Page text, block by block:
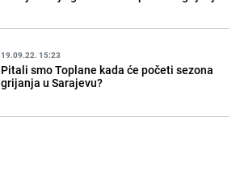
19.09.22. 15:23
Pitali smo Toplane kada će početi sezona
grijanja u Sarajevu?